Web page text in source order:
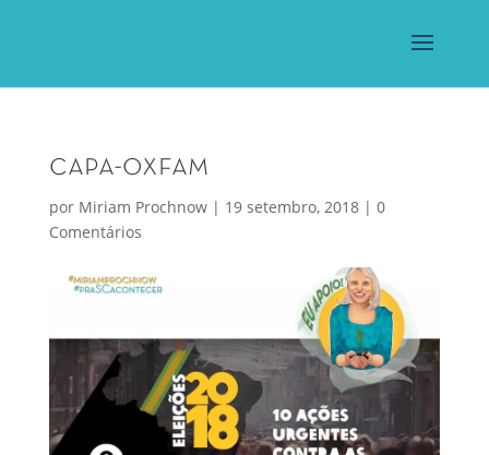
capa-oxfam
por Miriam Prochnow| 19 setembro, 2018| 0
Comentários